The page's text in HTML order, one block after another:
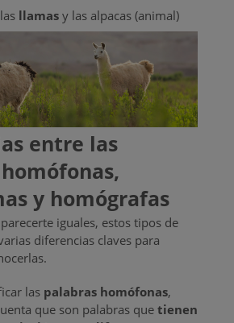
llamasy las alpacas (animal)
entre las
y homógrafas
iguales, estos tipos de
diferencias claves para
las palabras homófonas,
que son palabras que tienen